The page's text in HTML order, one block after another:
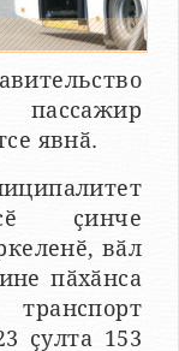
пассажир
явнӑ.
ҫинче
вӑл
пӑхӑнса
ҫулта 153